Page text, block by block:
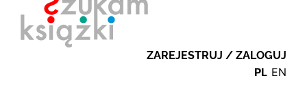
ZAREJESTRUJ / ZALOGUJ
PL EN